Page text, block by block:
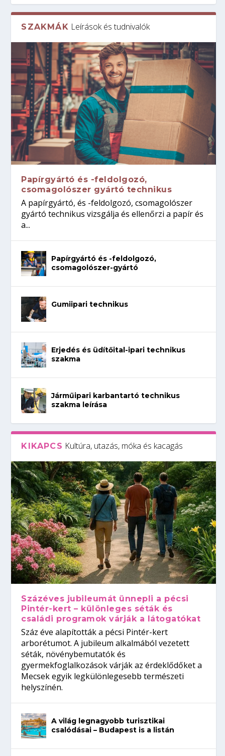
SZAKMÁK Leírások és tudnivalók
Papírgyártó és -feldolgozó,
csomagolószer gyártó technikus
A papírgyártó, és -feldolgozó, csomagolószer
gyártó technikus vizsgálja és ellenőrzi a papír és
a...
Papírgyártó és -feldolgozó,
csomagolószer-gyártó
Gumiipari technikus
Erjedés és üdítőital-ipari technikus
szakma
Járműipari karbantartó technikus
szakma leírása
KIKAPCS Kultúra, utazás, móka és kacagás
Százéves jubileumát ünnepli a pécsi
Pintér-kert – különleges séták és
családi programok várják a látogatókat
Száz éve alapították a pécsi Pintér-kert
arborétumot. A jubileum alkalmából vezetett
séták, növénybemutatók és
gyermekfoglalkozások várják az érdeklődőket a
Mecsek egyik legkülönlegesebb természeti
helyszínén.
A világ legnagyobb turisztikai
csalódásai – Budapest is a listán